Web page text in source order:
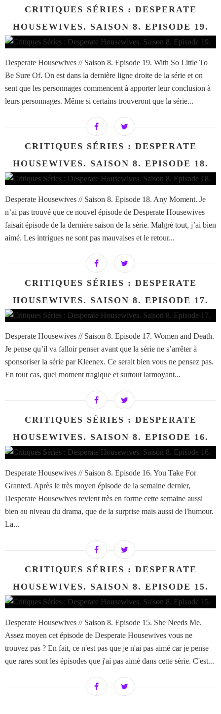
CRITIQUES SÉRIES : DESPERATE
HOUSEWIVES. SAISON 8. EPISODE 19.
Desperate Housewives // Saison 8. Episode 19. With So Little To
Be Sure Of. On est dans la dernière ligne droite de la série et on
sent que les personnages commencent à apporter leur conclusion à
leurs personnages. Même si certains trouveront que la série...
CRITIQUES SÉRIES : DESPERATE
HOUSEWIVES. SAISON 8. EPISODE 18.
Desperate Housewives // Saison 8. Episode 18. Any Moment. Je
n’ai pas trouvé que ce nouvel épisode de Desperate Housewives
faisait épisode de la dernière saison de la série. Malgré tout, j’ai bien
aimé. Les intrigues ne sont pas mauvaises et le retour...
CRITIQUES SÉRIES : DESPERATE
HOUSEWIVES. SAISON 8. EPISODE 17.
Desperate Housewives // Saison 8. Episode 17. Women and Death.
Je pense qu’il va falloir penser avant que la série ne s’arrêter à
sponsoriser la série par Kleenex. Ce serait bien vous ne pensez pas.
En tout cas, quel moment tragique et surtout larmoyant...
CRITIQUES SÉRIES : DESPERATE
HOUSEWIVES. SAISON 8. EPISODE 16.
Desperate Housewives // Saison 8. Episode 16. You Take For
Granted. Après le très moyen épisode de la semaine dernier,
Desperate Housewives revient très en forme cette semaine aussi
bien au niveau du drama, que de la surprise mais aussi de l'humour.
La...
CRITIQUES SÉRIES : DESPERATE
HOUSEWIVES. SAISON 8. EPISODE 15.
Desperate Housewives // Saison 8. Episode 15. She Needs Me.
Assez moyen cet épisode de Desperate Housewives vous ne
trouvez pas ? En fait, ce n'est pas que je n'ai pas aimé car je pense
que rares sont les épisodes que j'ai pas aimé dans cette série. C'est...